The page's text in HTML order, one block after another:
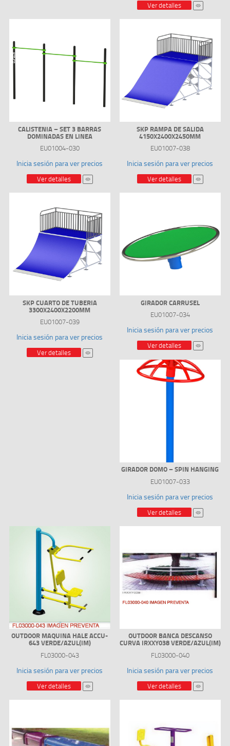
Ver detalles
CALISTENIA – SET 3 BARRAS
DOMINADAS EN LINEA
EU01004-030
Inicia sesión para ver precios
Ver detalles
SKP RAMPA DE SALIDA
4150X2400X2450MM
EU01007-038
Inicia sesión para ver precios
Ver detalles
SKP CUARTO DE TUBERIA
3300X2400X2200MM
EU01007-039
Inicia sesión para ver precios
Ver detalles
GIRADOR CARRUSEL
EU01007-034
Inicia sesión para ver precios
Ver detalles
GIRADOR DOMO – SPIN HANGING
EU01007-033
Inicia sesión para ver precios
Ver detalles
OUTDOOR MAQUINA HALE ACCU-
643 VERDE/AZUL(IM)
FL03000-043
Inicia sesión para ver precios
Ver detalles
OUTDOOR BANCA DESCANSO
CURVA IRXXY038 VERDE/AZUL(IM)
FL03000-040
Inicia sesión para ver precios
Ver detalles